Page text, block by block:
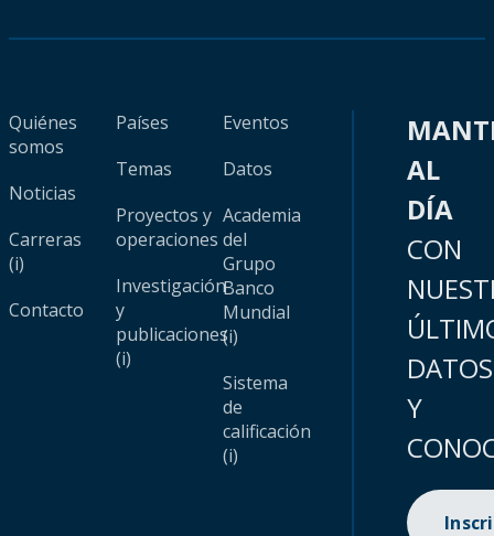
Quiénes
somos
Noticias
Carreras
(i)
Contacto
Países
Temas
Proyectos y
operaciones
Investigación
y
publicaciones
(i)
Eventos
Datos
Academia
del
Grupo
Banco
Mundial
(i)
Sistema
de
calificación
(i)
AL
DÍA
CON
DATOS
Y